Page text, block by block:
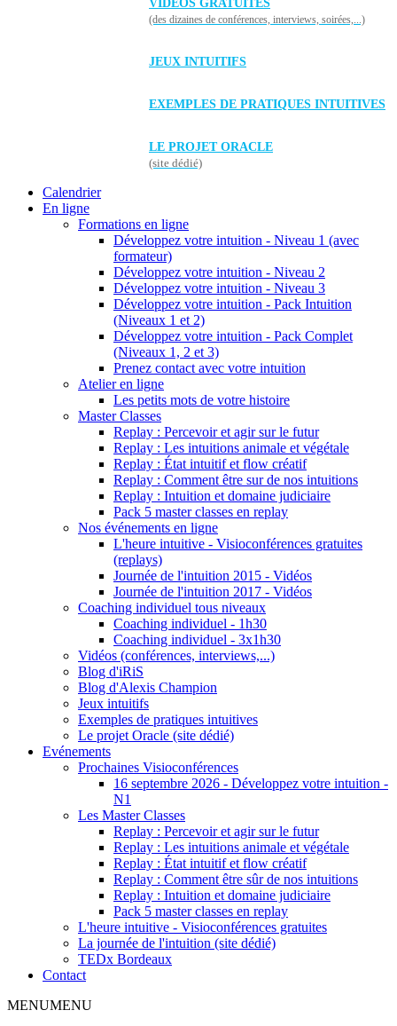
VIDÉOS GRATUITES
(des dizaines de conférences, interviews, soirées,...)
JEUX INTUITIFS
EXEMPLES DE PRATIQUES INTUITIVES
LE PROJET ORACLE
(site dédié)
Calendrier
En ligne
Formations en ligne
Développez votre intuition - Niveau 1 (avec
formateur)
Développez votre intuition - Niveau 2
Développez votre intuition - Niveau 3
Développez votre intuition - Pack Intuition
(Niveaux 1 et 2)
Développez votre intuition - Pack Complet
(Niveaux 1, 2 et 3)
Prenez contact avec votre intuition
Atelier en ligne
Les petits mots de votre histoire
Master Classes
Replay : Percevoir et agir sur le futur
Replay : Les intuitions animale et végétale
Replay : État intuitif et flow créatif
Replay : Comment être sur de nos intuitions
Replay : Intuition et domaine judiciaire
Pack 5 master classes en replay
Nos événements en ligne
L'heure intuitive - Visioconférences gratuites
(replays)
Journée de l'intuition 2015 - Vidéos
Journée de l'intuition 2017 - Vidéos
Coaching individuel tous niveaux
Coaching individuel - 1h30
Coaching individuel - 3x1h30
Vidéos (conférences, interviews,...)
Blog d'iRiS
Blog d'Alexis Champion
Jeux intuitifs
Exemples de pratiques intuitives
Le projet Oracle (site dédié)
Evénements
Prochaines Visioconférences
16 septembre 2026 - Développez votre intuition -
N1
Les Master Classes
Replay : Percevoir et agir sur le futur
Replay : Les intuitions animale et végétale
Replay : État intuitif et flow créatif
Replay : Comment être sûr de nos intuitions
Replay : Intuition et domaine judiciaire
Pack 5 master classes en replay
L'heure intuitive - Visioconférences gratuites
La journée de l'intuition (site dédié)
TEDx Bordeaux
Contact
MENUMENU